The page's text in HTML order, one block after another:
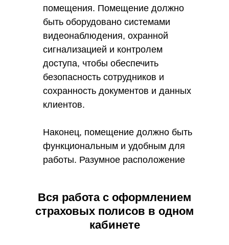
помещения. Помещение должно
быть оборудовано системами
видеонаблюдения, охранной
сигнализацией и контролем
доступа, чтобы обеспечить
безопасность сотрудников и
сохранность документов и данных
клиентов.
Наконец, помещение должно быть
функциональным и удобным для
работы. Разумное расположение
мебель и оборудование — все это
способствует повышению
производительности сотрудников
Вся работа с оформлением
страховых полисов в одном
кабинете